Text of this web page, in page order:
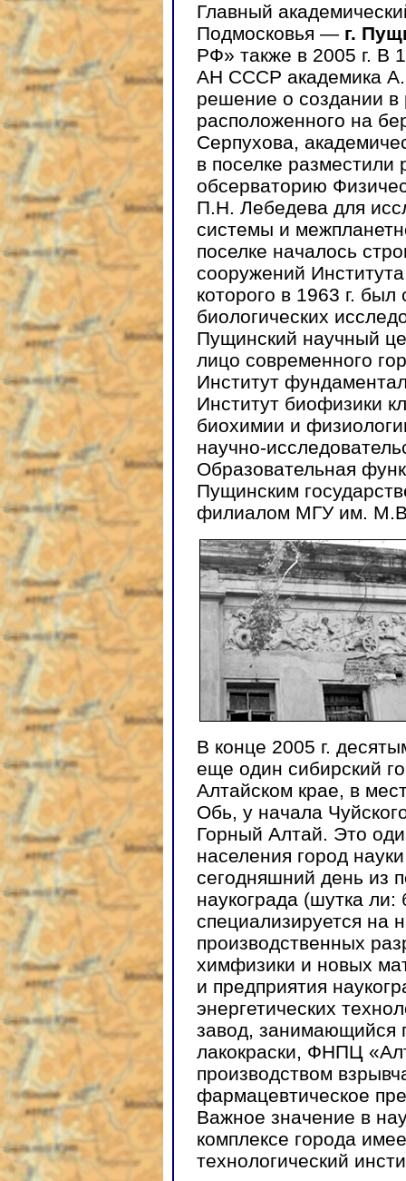
Главный
Подмосковья — г.
РФ» также в 2005 г. В
АН СССР академика
решение о создании
расположенного на
Серпухова,
в поселке
обсерваторию
П.Н. Лебедева для
системы и
поселке началось
сооружений
которого в 1963 г.
биологических
Пущинский научный
лицо современного
Институт
Институт биофизики
биохимии и
научно-
Образовательная
Пущинским
филиалом МГУ им.
В конце 2005 г.
еще один сибирский
Алтайском крае, в
Обь, у начала
Горный Алтай. Это
населения город
сегодняшний день из
наукограда (шутка
специализируется на
производственных
химфизики и новых
и предприятия
энергетических
завод, занимающийся
лакокраски, ФНПЦ
производством
фармацевтическое
Важное значение в
комплексе города
технологический